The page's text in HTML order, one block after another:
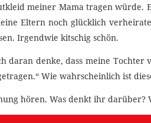
meiner Mama tragen
Eltern noch glücklich
Irgendwie kitschig schön.
daran denke, dass meine
Wie wahrscheinlich ist
hören. Was denkt ihr